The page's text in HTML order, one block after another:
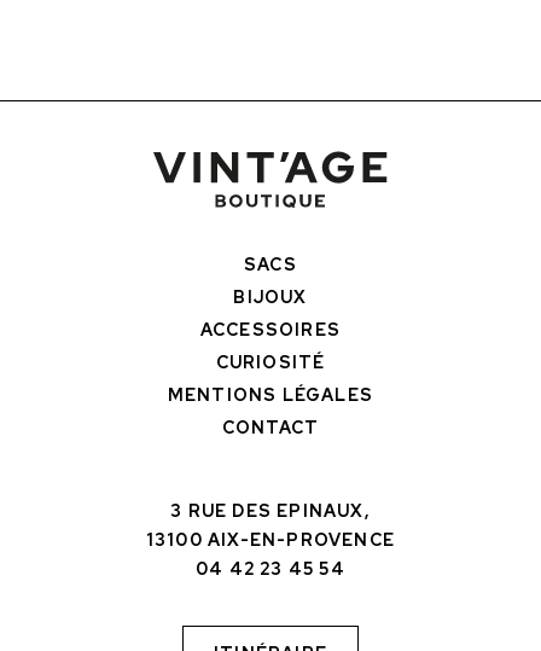
SACS
BIJOUX
ACCESSOIRES
CURIOSITÉ
MENTIONS LÉGALES
CONTACT
3 RUE DES EPINAUX,
13100 AIX-EN-PROVENCE
04 42 23 45 54